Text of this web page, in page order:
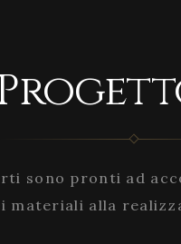
sono pronti ad
materiali alla